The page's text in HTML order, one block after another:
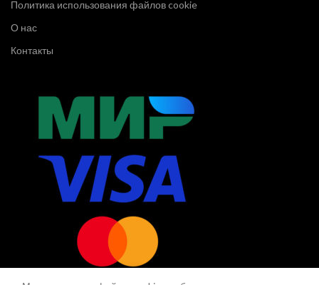
Политика использования файлов cookie
О нас
Контакты